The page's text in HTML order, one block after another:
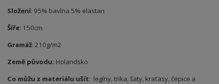
Složení: 95% bavlna 5% elastan
Šíře: 150cm
Gramáž: 210g/m2
Země původu: Holandsko
Co můžu z materiálu ušít: legíny, trika, šaty, kraťasy, čepice a